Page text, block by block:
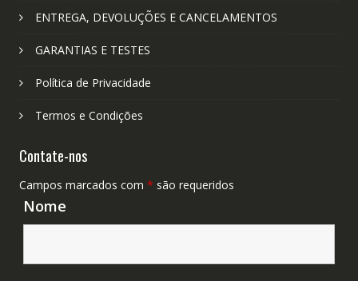
ENTREGA, DEVOLUÇÕES E CANCELAMENTOS
GARANTIAS E TESTES
Política de Privacidade
Termos e Condições
Contate-nos
Campos marcados com * são requeridos
Nome